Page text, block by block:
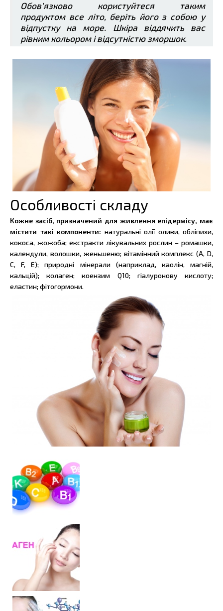
Обов'язково користуйтеся таким
продуктом все літо, беріть його з собою у
відпустку на море. Шкіра віддячить вас
рівним кольором і відсутністю зморшок.
Особливості складу
Кожне засіб, призначений для живлення епідермісу, має
містити такі компоненти: натуральні олії оливи, обліпихи,
кокоса, жожоба; екстракти лікувальних рослин – ромашки,
календули, волошки, женьшеню; вітамінний комплекс (А, D,
C, F, E); природні мінерали (наприклад, каолін, магній,
кальцій); колаген; коензим Q10; гіалуронову кислоту;
еластин; фітогормони.